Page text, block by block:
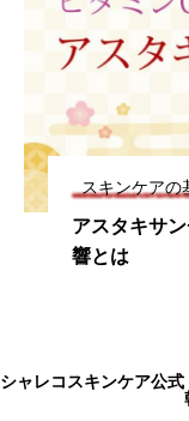
スキンケアの
アスタキサ
響とは
シャレコスキンケア公